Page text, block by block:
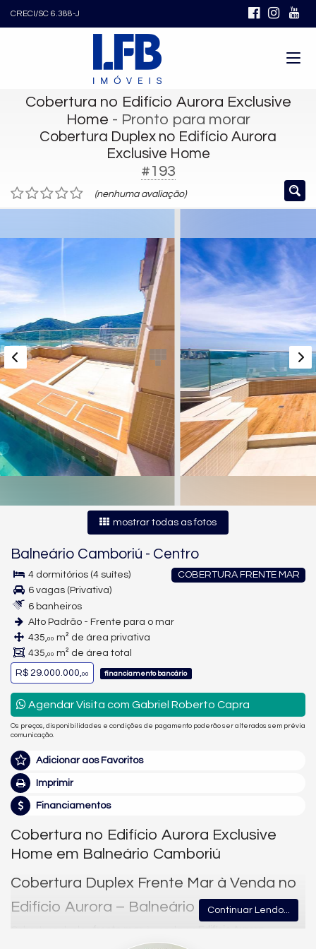
CRECI/SC 6.388-J
Cobertura no Edifício Aurora Exclusive
Home - Pronto para morar
Cobertura Duplex no Edifício Aurora
Exclusive Home
#193
(nenhuma avaliação)
mostrar todas as fotos
Balneário Camboriú - Centro
COBERTURA FRENTE MAR
4 dormitórios (4 suítes)
6 vagas (Privativa)
6 banheiros
Alto Padrão - Frente para o mar
435,00 m² de área privativa
435,00 m² de área total
R$ 29.000.000,00 financiamento bancário
Agendar Visita com Gabriel Roberto Capra
Os preços, disponibilidades e condições de pagamento poderão ser alterados sem prévia
comunicação.
Adicionar aos Favoritos
Imprimir
Financiamentos
Cobertura no Edifício Aurora Exclusive
Home em Balneário Camboriú
Cobertura Duplex Frente Mar à Venda no
Edifício Aurora – Balneário Camboriú
, um dos empreendimentos mais exclusivos da
Continuar Lendo...